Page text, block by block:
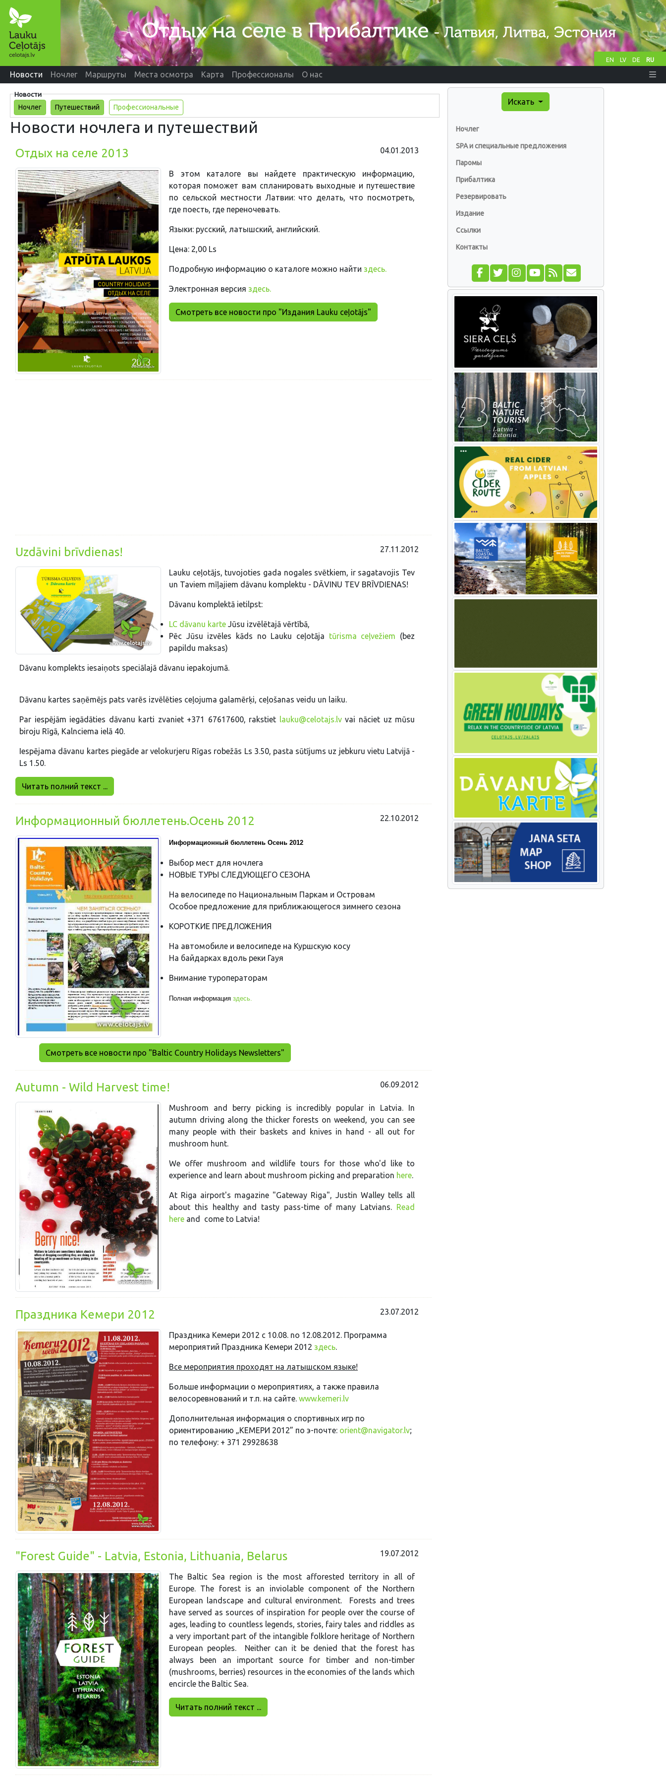
EN LV DE RU
Новости Ночлег Маршруты Места осмотра Карта Профессионалы О нас
Новости
Ночлег
Путешествий Профессиональные
Новости ночлега и путешествий
Отдых на селе 2013 04.01.2013
В этом каталоге вы найдете практическую информацию,
которая поможет вам спланировать выходные и путешествие
по сельской местности Латвии: что делать, что посмотреть,
где поесть, где переночевать.
Языки: русский, латышский, английский.
Цена: 2,00 Ls
Подробную информацию о каталоге можно найти здесь.
Электронная версия здесь.
Смотреть все новости про "Издания Lauku ceļotājs"
Uzdāvini brīvdienas! 27.11.2012
Lauku ceļotājs, tuvojoties gada nogales svētkiem, ir sagatavojis Tev
un Taviem mīļajiem dāvanu komplektu - DĀVINU TEV BRĪVDIENAS!
Dāvanu komplektā ietilpst:
LC dāvanu karte Jūsu izvēlētajā vērtībā,
Pēc Jūsu izvēles kāds no Lauku ceļotāja tūrisma ceļvežiem (bez
papildu maksas)
Dāvanu komplekts iesaiņots speciālajā dāvanu iepakojumā.
Dāvanu kartes saņēmējs pats varēs izvēlēties ceļojuma galamērķi, ceļošanas veidu un laiku.
Par iespējām iegādāties dāvanu karti zvaniet +371 67617600, rakstiet lauku@celotajs.lvvai nāciet uz mūsu
biroju Rīgā, Kalnciema ielā 40.
Iespējama dāvanu kartes piegāde ar velokurjeru Rīgas robežās Ls 3.50, pasta sūtījums uz jebkuru vietu Latvijā -
Ls 1.50.
Читать полний текст ...
Информационный бюллетень.Осень 2012 22.10.2012
Информационный бюллетень Осень 2012
Выбор мест для ночлега
НОВЫЕ ТУРЫ СЛЕДУЮЩЕГО СЕЗОНА
На велосипеде по Национальным Паркам и Островам
Особое предложение для приближающегося зимнего сезона
КОРОТКИЕ ПРЕДЛОЖЕНИЯ
На автомобиле и велосипеде на Куршскую косу
На байдарках вдоль реки Гауя
Внимание туроператорам
Полная информация здесь.
Смотреть все новости про "Baltic Country Holidays Newsletters"
Autumn - Wild Harvest time! 06.09.2012
Mushroom and berry picking is incredibly popular in Latvia. In
autumn driving along the thicker forests on weekend, you can see
many people with their baskets and knives in hand - all out for
mushroom hunt.
We offer mushroom and wildlife tours for those who'd like to
experience and learn about mushroom picking and preparation here.
At Riga airport's magazine "Gateway Riga", Justin Walley tells all
about this healthy and tasty pass-time of many Latvians. Read
here and come to Latvia!
Праздника Кемери 2012 23.07.2012
Праздника Кемери 2012 c 10.08. no 12.08.2012. Программа
мероприятий Праздника Кемери 2012 здесь.
Все мероприятия проходят на латышском языке!
Больше информации о мероприятиях, а также правила
велосоревнований и т.п. на сайте. www.kemeri.lv
Дополнительная информация о спортивныx игр по
ориентированию „КЕМЕРИ 2012” по э-почте: orient@navigator.lv;
по телефону: + 371 29928638
"Forest Guide" - Latvia, Estonia, Lithuania, Belarus 19.07.2012
The Baltic Sea region is the most afforested territory in all of
Europe. The forest is an inviolable component of the Northern
European landscape and cultural environment. Forests and trees
have served as sources of inspiration for people over the course of
ages, leading to countless legends, stories, fairy tales and riddles as
a very important part of the intangible folklore heritage of Northern
European peoples. Neither can it be denied that the forest has
always been an important source for timber and non-timber
(mushrooms, berries) resources in the economies of the lands which
encircle the Baltic Sea.
Читать полний текст ...
Искать
Ночлег
SPA и специальные предложения
Паромы
Прибалтика
Резервировать
Издание
Ссылки
Контакты